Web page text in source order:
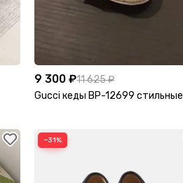
9 300 ₽11 625 ₽
Gucci кеды BP-12699 стильные
−31%